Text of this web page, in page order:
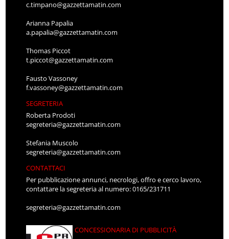
c.timpano@gazzettamatin.com
Arianna Papalia
a.papalia@gazzettamatin.com
Thomas Piccot
t.piccot@gazzettamatin.com
Fausto Vassoney
f.vassoney@gazzettamatin.com
SEGRETERIA
Roberta Prodoti
segreteria@gazzettamatin.com
Stefania Muscolo
segreteria@gazzettamatin.com
CONTATTACI
Per pubblicazione annunci, necrologi, offro e cerco lavoro,
contattare la segreteria al numero: 0165/231711
segreteria@gazzettamatin.com
CONCESSIONARIA DI PUBBLICITÀ